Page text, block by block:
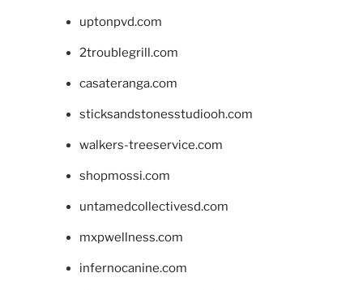
uptonpvd.com
2troublegrill.com
casateranga.com
sticksandstonesstudiooh.com
walkers-treeservice.com
shopmossi.com
untamedcollectivesd.com
mxpwellness.com
infernocanine.com